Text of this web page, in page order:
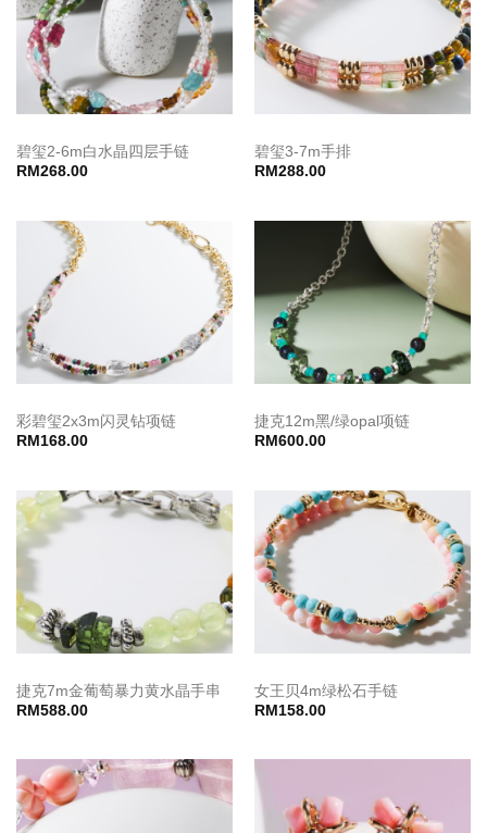
碧玺2-6m白水晶四层手链
RM 268.00
碧玺3-7m手排
RM 288.00
彩碧玺2x3m闪灵钻项链
RM 168.00
捷克12m黑/绿opal项链
RM 600.00
捷克7m金葡萄暴力黄水晶手串
RM 588.00
女王贝4m绿松石手链
RM 158.00